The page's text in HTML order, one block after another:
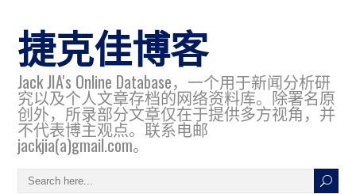
捷克佳博客
Jack JIA's Online Database，一个用于新闻分析研
究以及个人文章存档的网络资料库。除署名原
创外，所录部分文章仅在于提供多方视角，并
不代表博主观点。联系电邮
jackjia(a)gmail.com。